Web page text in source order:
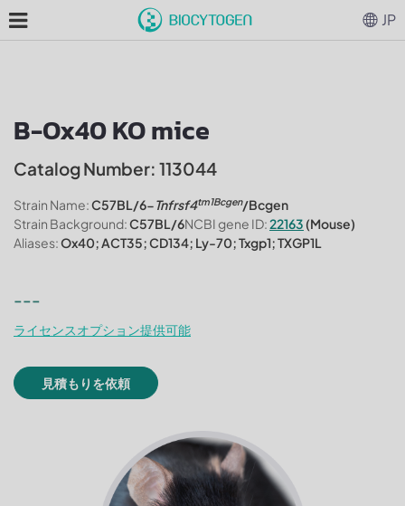
B-Ox40 KO mice
Catalog Number: 113044
Strain Name:C57BL/6-Tnfrsf4tm1Bcgen/Bcgen
Strain Background:C57BL/6NCBI gene ID:22163 (Mouse)
Aliases:Ox40; ACT35; CD134; Ly-70; Txgp1; TXGP1L
---
ライセンスオプション提供可能
見積もりを依頼
JP